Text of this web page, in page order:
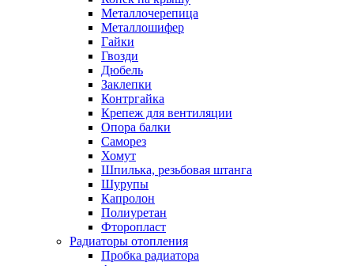
Металлочерепица
Металлошифер
Гайки
Гвозди
Дюбель
Заклепки
Контргайка
Крепеж для вентиляции
Опора балки
Саморез
Хомут
Шпилька, резьбовая штанга
Шурупы
Капролон
Полиуретан
Фторопласт
Радиаторы отопления
Пробка радиатора